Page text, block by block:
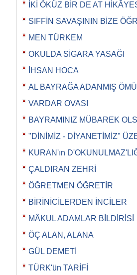
İKİ ÖKÜZ BİR DE AT
SIFFİN SAVAŞININ BİZE
MEN TÜRKEM
OKULDA SİGARA YASAĞI
İHSAN HOCA
AL BAYRAĞA ADANMIŞ
VARDAR OVASI
BAYRAMINIZ MÜBAREK
"DİNİMİZ - DİYANETİMİZ"
KURAN'ın
ÇALDIRAN ZEHRİ
ÖĞRETMEN ÖĞRETİR
BİRİNİCİLERDEN İNCİLER
MÂKUL ADAMLAR BİLDİRİSİ
ÖÇ ALAN, ALANA
GÜL DEMETİ
TÜRK'ün TARİFİ